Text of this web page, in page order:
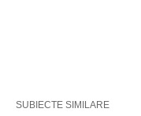
SUBIECTE SIMILARE